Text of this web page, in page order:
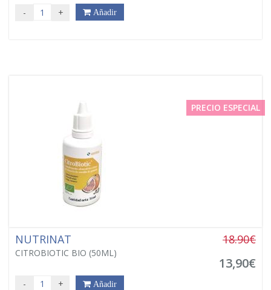
- + Añadir
PRECIO ESPECIAL
NUTRINAT
CITROBIOTIC BIO (50ML)
18.90€
13,90€
- + Añadir